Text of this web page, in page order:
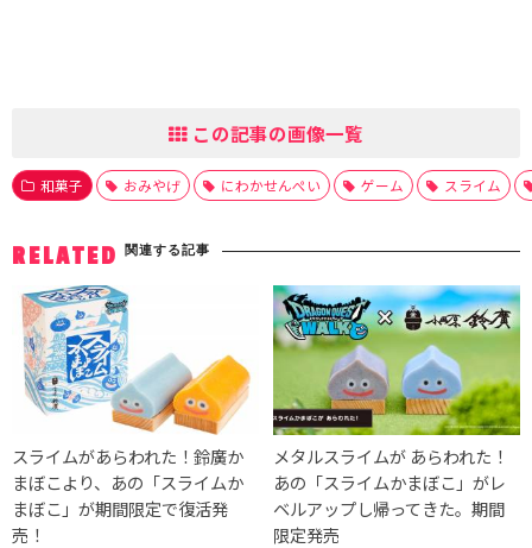
この記事の画像一覧
和菓子 おみやげ にわかせんぺい ゲーム スライム
RELATED 関連する記事
スライムがあらわれた！鈴廣か
まぼこより、あの「スライムか
まぼこ」が期間限定で復活発
売！
メタルスライムが あらわれた！
あの「スライムかまぼこ」がレ
ベルアップし帰ってきた。期間
限定発売